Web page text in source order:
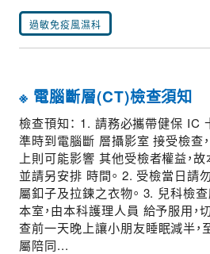
過敏免疫風濕科
※ 電腦斷層(CT)檢查須知
檢查頇知： 1. 請務必攜帶健保 IC
準時到電腦斷 層攝影室 接受檢查
上則可能影響 其他受檢者權益，
並請另安排 時間。 2. 受檢當日請
屬釦子及拉鍊之衣物。 3. 兒科檢
本室，由本科護理人員 給予服用，
查前一天晚上讓小朋友睡眠減半，
屬陪同...